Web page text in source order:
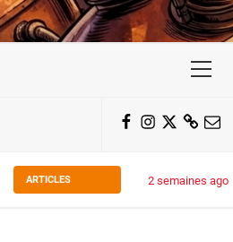
Menu
Facebook
Instagram
TwitterSubstack
Email
ARTICLES 2 semaines ago